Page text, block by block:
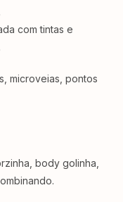
com tintas e
microveias, pontos
body golinha,